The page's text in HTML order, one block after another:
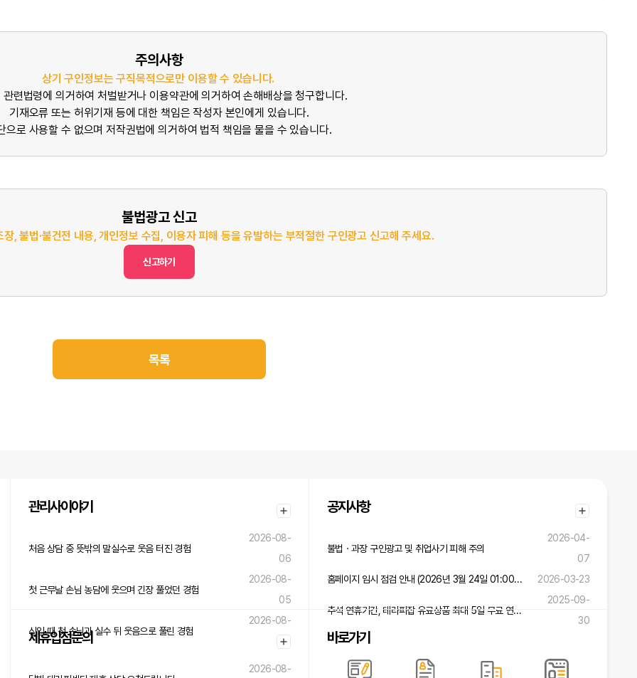
주의사항
상기 구인정보는 구직목적으로만 이용할 수 있습니다.
관련법령에 의거하여 처벌받거나 이용약관에 의거하여 손해배상을 청구합니다.
기재오류 또는 허위기재 등에 대한 책임은 작성자 본인에게 있습니다.
으로 사용할 수 없으며 저작권법에 의거하여 법적 책임을 물을 수 있습니다.
불법광고 신고
장, 불법·불건전 내용, 개인정보 수집, 이용자 피해 등을 유발하는 부적절한 구인광고 신고해 주세요.
신고하기
목록
관리사이야기
처음 상담 중 뜻밖의 말실수로 웃음 터진 경험
2026-08-
06
첫 근무날 손님 농담에 웃으며 긴장 풀었던 경험
2026-08-
05
신입 때 첫 손님과 실수 뒤 웃음으로 풀린 경험
2026-08-
05
제휴입점문의
2026-08-
공지사항
불법ㆍ과장 구인광고 및 취업사기 피해 주의
2026-04-
07
홈페이지 임시 점검 안내 (2026년 3월 24일 01:00 ~ 02:00)
2026-03-23
추석 연휴기간, 테라피잡 유료상품 최대 5일 무료 연장 혜택!
2025-09-
30
바로가기